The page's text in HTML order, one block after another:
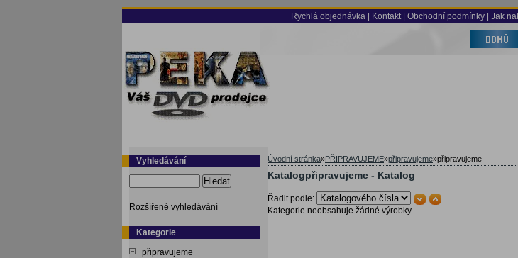
Rychlá objednávka Kontakt Obchodní podmínky Jak
Vyhledávání
Hledat
Rozšířené vyhledávání
Kategorie
připravujeme
Úvodní stránka»PŘIPRAVUJEME»připravujeme»připravujeme
Katalogpřipravujeme - Katalog
Řadit podle:
Kategorie neobsahuje žádné výrobky.